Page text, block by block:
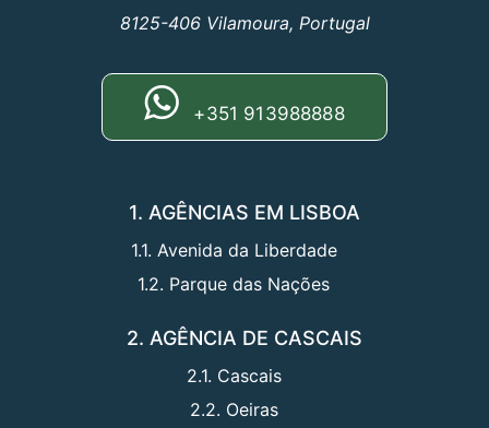
8125-406 Vilamoura, Portugal
+351 913988888
1. AGÊNCIAS EM LISBOA
1.1. Avenida da Liberdade
1.2. Parque das Nações
2. AGÊNCIA DE CASCAIS
2.1. Cascais
2.2. Oeiras